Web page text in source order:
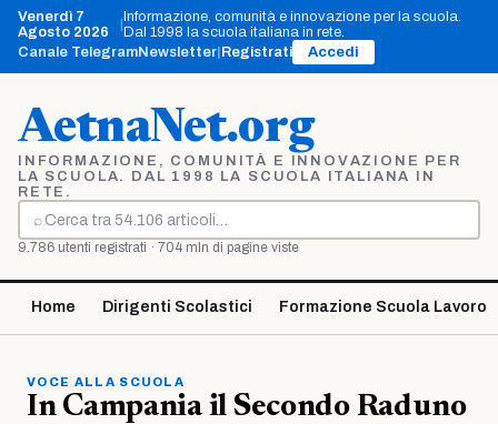
Vai
contenuto
Venerdì 7
Agosto 2026
Informazione, comunità e innovazione per la scuola.
Dal 1998 la scuola italiana in rete.
Canale TelegramNewsletter Registrati Accedi
AetnaNet.org
INFORMAZIONE, COMUNITÀ E INNOVAZIONE PER
LA SCUOLA. DAL 1998 LA SCUOLA ITALIANA IN
RETE.
⌕
Cerca
9.786 utenti registrati · 704 mln di pagine viste
Home Dirigenti Scolastici Formazione Scuola Lavoro
VOCE ALLA SCUOLA
In Campania il Secondo Raduno